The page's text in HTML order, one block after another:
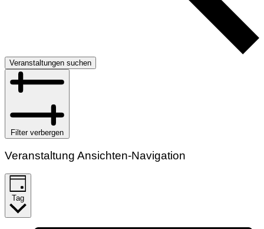
Veranstaltungen suchen
Filter verbergen
Veranstaltung Ansichten-Navigation
Tag